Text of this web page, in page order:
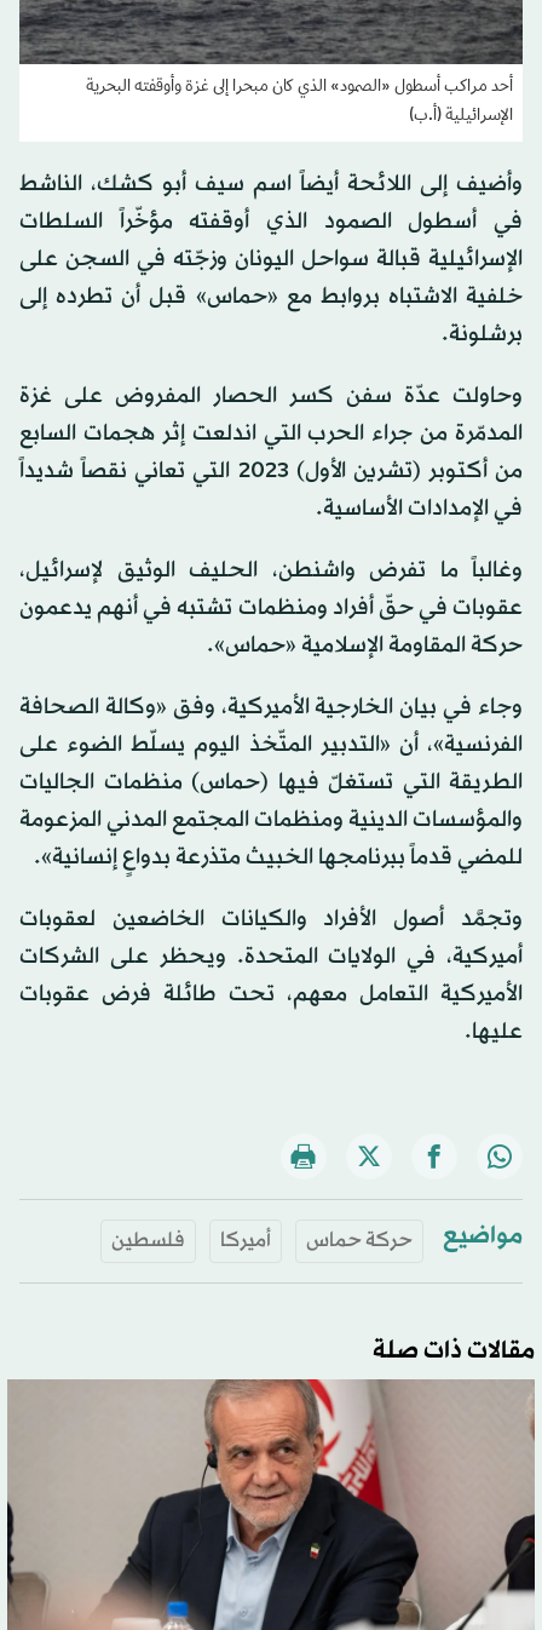
أحد مراكب أسطول «الصمود» الذي كان مبحرا إلى غزة وأوقفته البحرية
الإسرائيلية (أ.ب)
وأضيف إلى اللائحة أيضاً اسم سيف أبو كشك، الناشط
في أسطول الصمود الذي أوقفته مؤخّراً السلطات
الإسرائيلية قبالة سواحل اليونان وزجّته في السجن على
خلفية الاشتباه بروابط مع «حماس» قبل أن تطرده إلى
برشلونة.
وحاولت عدّة سفن كسر الحصار المفروض على غزة
المدمّرة من جراء الحرب التي اندلعت إثر هجمات السابع
من أكتوبر (تشرين الأول) 2023 التي تعاني نقصاً شديداً
في الإمدادات الأساسية.
وغالباً ما تفرض واشنطن، الحليف الوثيق لإسرائيل،
عقوبات في حقّ أفراد ومنظمات تشتبه في أنهم يدعمون
حركة المقاومة الإسلامية «حماس».
وجاء في بيان الخارجية الأميركية، وفق «وكالة الصحافة
الفرنسية»، أن «التدبير المتّخذ اليوم يسلّط الضوء على
الطريقة التي تستغلّ فيها (حماس) منظمات الجاليات
والمؤسسات الدينية ومنظمات المجتمع المدني المزعومة
للمضي قدماً ببرنامجها الخبيث متذرعة بدواعٍ إنسانية».
وتجمَّد أصول الأفراد والكيانات الخاضعين لعقوبات
أميركية، في الولايات المتحدة. ويحظر على الشركات
الأميركية التعامل معهم، تحت طائلة فرض عقوبات
عليها.
مواضيع حركة حماس أميركا فلسطين
مقالات ذات صلة